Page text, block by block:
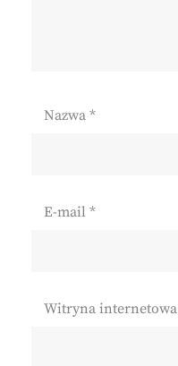
Nazwa *
E-mail *
Witryna internetowa